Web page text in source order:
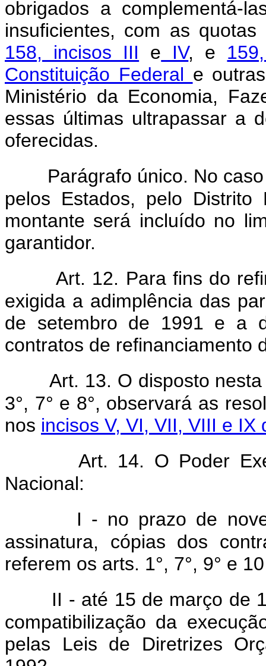
obrigados a complementá-
insuficientes, com as
158, incisos III e IV, e
Constituição Federal e
Ministério da Economia,
essas últimas ultrapassar a
oferecidas.
Parágrafo único. No
pelos Estados, pelo
montante será incluído no
garantidor.
Art. 12. Para fins do
exigida a adimplência das
de setembro de 1991 e a
contratos de refinanciamento
Art. 13. O disposto
3°, 7° e 8°, observará as
nos incisos V, VI, VII, VIII e
Art. 14. O Poder
Nacional:
I - no prazo de
assinatura, cópias dos
referem os arts. 1°, 7°, 9° e
II - até 15 de março de
compatibilização da
pelas Leis de Diretrizes